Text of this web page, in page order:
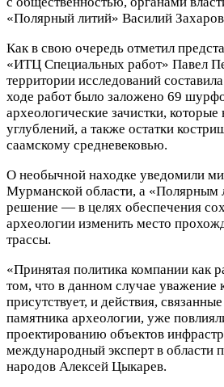
«Полярный литий» Василий
Как в свою очередь отметил
«ИТЦ Специальных работ» Павел
территории исследований
ходе работ было заложено 69
археологические зачистки, которые
углублений, а также остатки
саамскому средневековью.
О необычной находке уведомили
Мурманской области, а «Полярным
решение — в целях обеспечения
археологии изменить место
трассы.
«Принятая политика компании как
том, что в данном случае уважение
присутствует, и действия,
памятника археологии, уже
проектированию объектов
международный эксперт в области
народов Алексей Цыкарев.